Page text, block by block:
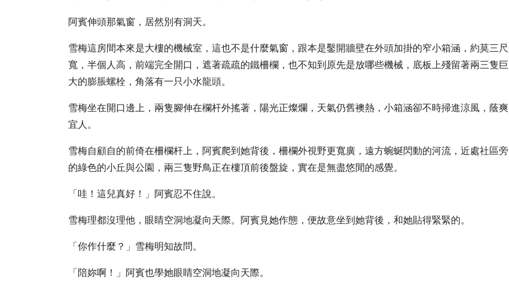
阿賓伸頭那氣窗，居然別有洞天。
雪梅這房間本來是大樓的機械室，這也不是什麼氣窗，跟本是鑿開牆壁在外頭加掛的窄小箱涵，約莫三尺
寬，半個人高，前端完全開口，遮著疏疏的鐵柵欄，也不知到原先是放哪些機械，底板上殘留著兩三隻巨
大的膨脹螺栓，角落有一只小水龍頭。
雪梅坐在開口邊上，兩隻腳伸在欄杆外搖著，陽光正燦爛，天氣仍舊襖熱，小箱涵卻不時掃進涼風，蔭爽
宜人。
雪梅自顧自的前倚在柵欄杆上，阿賓爬到她背後，柵欄外視野更寬廣，遠方蜿蜒閃動的河流，近處社區旁
的綠色的小丘與公園，兩三隻野鳥正在樓頂前後盤旋，實在是無盡悠閒的感覺。
「哇！這兒真好！」阿賓忍不住說。
雪梅理都沒理他，眼睛空洞地凝向天際。阿賓見她作態，便故意坐到她背後，和她貼得緊緊的。
「你作什麼？」雪梅明知故問。
「陪妳啊！」阿賓也學她眼睛空洞地凝向天際。